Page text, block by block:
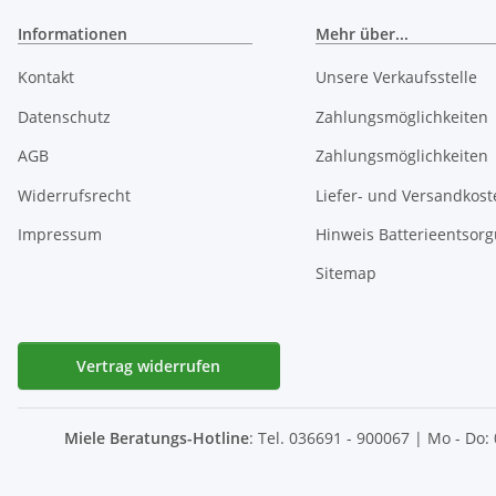
Informationen
Kontakt
Datenschutz
AGB
Widerrufsrecht
Impressum
Mehr über...
Unsere Verkaufsstelle
Zahlungsmöglichkeiten
Zahlungsmöglichkeiten
Liefer- und
Hinweis
Sitemap
Vertrag widerrufen
Miele Beratungs-Hotline: Tel. 036691 - 900067 | Mo -